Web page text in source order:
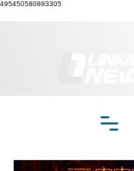
495450580893305